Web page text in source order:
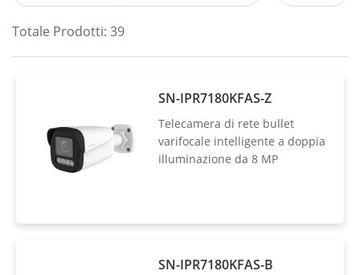
Totale Prodotti: 39
SN-IPR7180KFAS-Z
Telecamera di rete bullet
varifocale intelligente a doppia
illuminazione da 8 MP
SN-IPR7180KFAS-B